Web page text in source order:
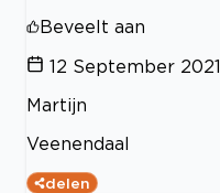
Beveelt aan
12 September 2021
Martijn
Veenendaal
delen